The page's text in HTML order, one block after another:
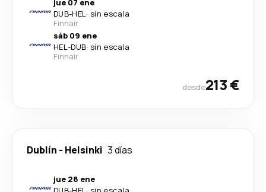
jue 07 ene
DUB-HEL· sin escala
Finnair
sáb 09 ene
HEL-DUB· sin escala
Finnair
desde213 €
Dublín - Helsinki 3 días
jue 28 ene